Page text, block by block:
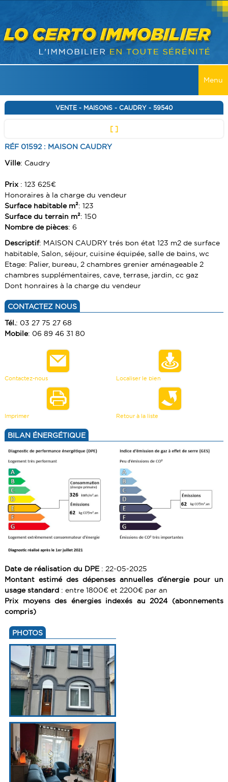
Menu
TOUTES LES VENTES
MAISONS
APPARTEMENT
IMMEUBLES
TERRAINS
LOCATIONS
APPARTEMENT
IMMEUBLES
TERRAINS
SERVICES
ALERTE E-MAIL
ESTIMATION
CALCULETTE
CONTACT
VENTE - MAISONS - CAUDRY - 59540
[ ]
RÉF 01592 : MAISON CAUDRY
Ville: Caudry
Prix: 123 625€
Honoraires à la charge du vendeur
Surface habitable m²: 123
Surface du terrain m²: 150
Nombre de pièces: 6
Descriptif: MAISON CAUDRY trés bon état 123 m2 de surface
habitable, Salon, séjour, cuisine équipée, salle de bains, wc
Etage: Palier, bureau, 2 chambres grenier aménageable 2
chambres supplémentaires, cave, terrase, jardin, cc gaz
Dont honraires à la charge du vendeur
CONTACTEZ NOUS
Tél.: 03 27 75 27 68
Mobile: 06 89 46 31 80
Contactez-nous Localiser le bien
Imprimer Retour à la liste
BILAN ÉNERGÉTIQUE
Date de réalisation du DPE: 22-05-2025
Montant estimé des dépenses annuelles d’énergie pour un
usage standard : entre 1800€ et 2200€ par an
Prix moyens des énergies indexés au 2024 (abonnements
compris)
PHOTOS